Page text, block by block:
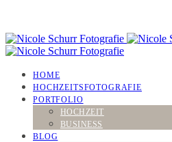
HOME
HOCHZEITSFOTOGRAFIE
PORTFOLIO
HOCHZEIT
BUSINESS
BLOG